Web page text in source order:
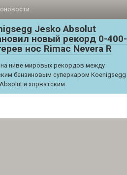
Jesko Absolut
новый рекорд 0-400-
нос Rimac Nevera R
ниве мировых рекордов между
бензиновым суперкаром Koenigsegg
и хорватским